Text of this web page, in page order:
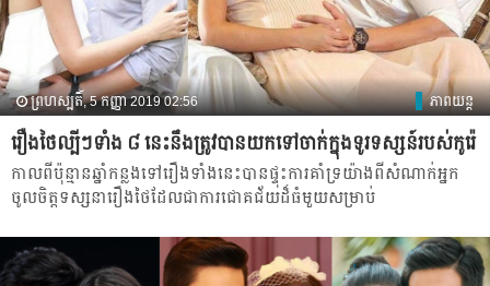
ព្រហស្បតិ៍, 5 កញ្ញា 2019 02:56 ភាពយន្ត
រឿង​ថៃ​ល្បី​ៗទាំង ៨ នេះ​នឹង​ត្រូវ​បាន​យក​ទៅ​ចាក់​ក្នុង​ទូរទស្សន៍​របស់​កូរ៉េ
កាល​ពី​ប៉ុន្មាន​ឆ្នាំ​កន្លង​ទៅ​រឿង​ទាំង​នេះ​បាន​ផ្ទុះ​ការ​គាំទ្រ​យ៉ា​ង​ពី​សំ​ណាក់​អ្នក​
ចូល​ចិត្ត​ទស្សនា​រឿង​ថៃ​ដែល​ជា​ការ​ជោគ​ជ័យ​ដ៏​ធំ​មួយ​សម្រាប់​